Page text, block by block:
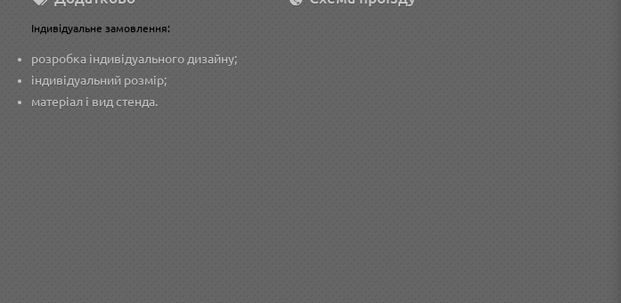
Індивідуальне замовлення:
розробка індивідуального дизайну;
індивідуальний розмір;
матеріал і вид стенда.